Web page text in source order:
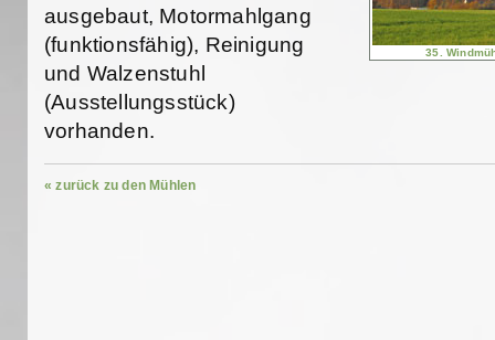
ausgebaut, Motormahlgang
(funktionsfähig), Reinigung
und Walzenstuhl
(Ausstellungsstück)
vorhanden.
35.
« zurück zu den Mühlen